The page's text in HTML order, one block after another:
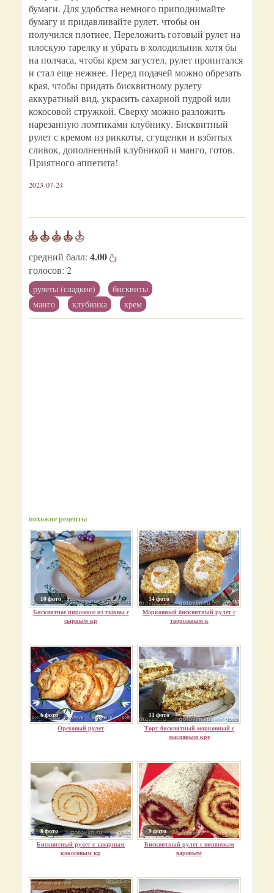
бумаги. Для удобства немного приподнимайте
бумагу и придавливайте рулет, чтобы он
получился плотнее. Переложить готовый рулет на
плоскую тарелку и убрать в холодильник хотя бы
на полчаса, чтобы крем загустел, рулет пропитался
и стал еще нежнее. Перед подачей можно обрезать
края, чтобы придать бисквитному рулету
аккуратный вид, украсить сахарной пудрой или
кокосовой стружкой. Сверху можно разложить
нарезанную ломтиками клубнику. Бисквитный
рулет с кремом из риккоты, сгущенки и взбитых
сливок, дополненный клубникой и манго, готов.
Приятного аппетита!
2023-07-24
средний балл: 4.00
голосов: 2
рулеты (сладкие)
бисквиты
манго
клубника крем
похожие рецепты
10 фото
Бисквитное пирожное из тыквы с
сырным кр
14 фото
Морковный бисквитный рулет с
творожным к
6 фото
Ореховый рулет
11 фото
Торт бисквитный морковный с
масляным кре
8 фото
Бисквитный рулет с заварным
кокосовым кр
9 фото
Бисквитный рулет с вишневым
вареньем